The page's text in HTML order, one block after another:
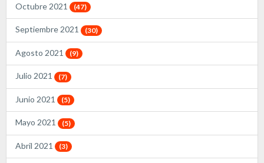
Octubre 2021 (47)
Septiembre 2021 (30)
Agosto 2021 (9)
Julio 2021 (7)
Junio 2021 (5)
Mayo 2021 (5)
Abril 2021 (3)